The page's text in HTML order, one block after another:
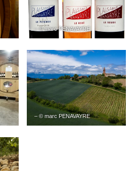
– © marc PENAVAYRE
– © marc PENAVAYRE